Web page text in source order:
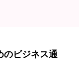
のビジネス通